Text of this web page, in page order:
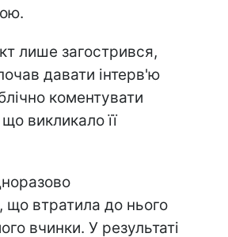
лише загострився,
давати інтерв'ю
коментувати
викликало її
що втратила до нього
вчинки. У результаті